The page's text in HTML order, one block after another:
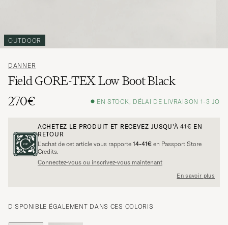
OUTDOOR
DANNER
Field GORE-TEX Low Boot Black
270€
EN STOCK, DÉLAI DE LIVRAISON 1-3 JO
ACHETEZ LE PRODUIT ET RECEVEZ JUSQU'À41€ EN
RETOUR
L’achat de cet article vous rapporte 14-41€ en Passport Store
Credits.
Connectez-vous ou inscrivez-vous maintenant
En savoir plus
DISPONIBLE ÉGALEMENT DANS CES COLORIS